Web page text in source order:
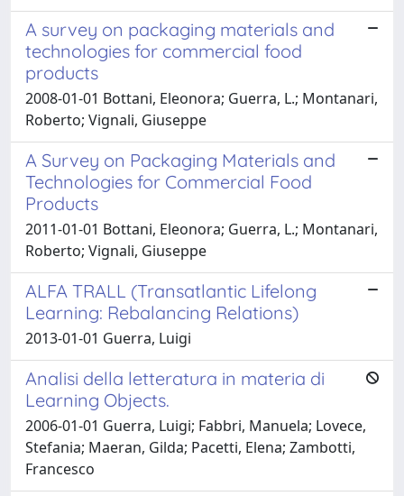
A survey on packaging materials and
technologies for commercial food
products
2008-01-01 Bottani, Eleonora; Guerra, L.; Montanari,
Roberto; Vignali, Giuseppe
A Survey on Packaging Materials and
Technologies for Commercial Food
Products
2011-01-01 Bottani, Eleonora; Guerra, L.; Montanari,
Roberto; Vignali, Giuseppe
ALFA TRALL (Transatlantic Lifelong
Learning: Rebalancing Relations)
2013-01-01 Guerra, Luigi
Analisi della letteratura in materia di
Learning Objects.
2006-01-01 Guerra, Luigi; Fabbri, Manuela; Lovece,
Stefania; Maeran, Gilda; Pacetti, Elena; Zambotti,
Francesco